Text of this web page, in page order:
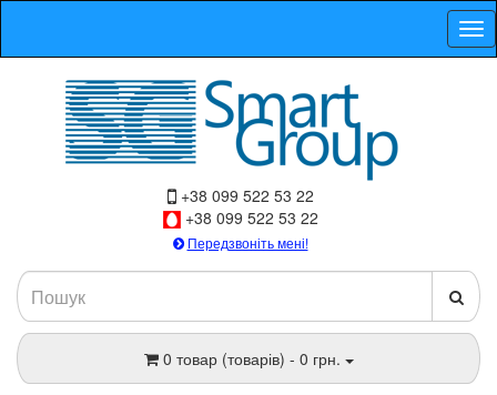
+38 099 522 53 22
+38 099 522 53 22
Передзвоніть мені!
0 товар (товарів) - 0 грн.